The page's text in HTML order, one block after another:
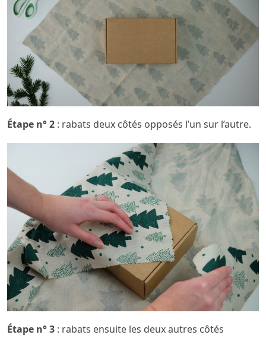
Étape n° 2 : rabats deux côtés opposés l’un sur l’autre.
Étape n° 3 : rabats ensuite les deux autres côtés